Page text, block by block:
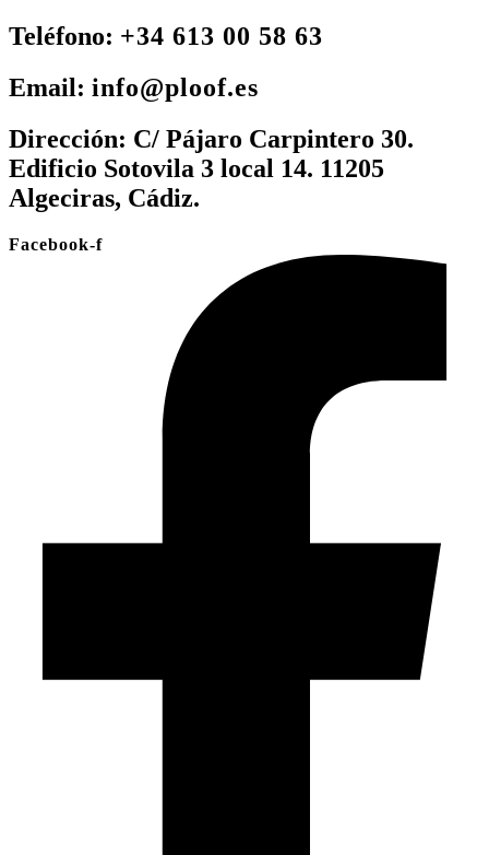
Teléfono: +34 613 00 58 63
Email: info@ploof.es
Dirección: C/ Pájaro Carpintero 30.
Edificio Sotovila 3 local 14. 11205
Algeciras, Cádiz.
Facebook-f